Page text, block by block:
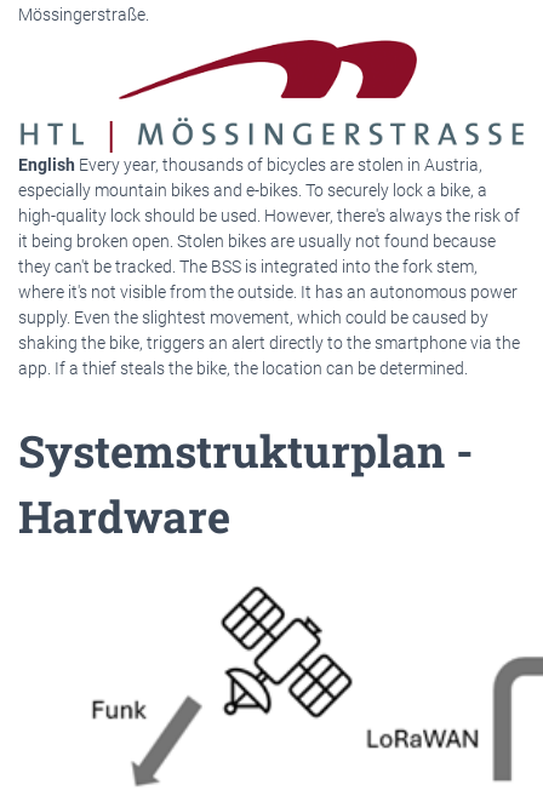
Mössingerstraße.
English Every year, thousands of bicycles are stolen in Austria,
especially mountain bikes and e-bikes. To securely lock a bike, a
high-quality lock should be used. However, there's always the risk of
it being broken open. Stolen bikes are usually not found because
they can't be tracked. The BSS is integrated into the fork stem,
where it's not visible from the outside. It has an autonomous power
supply. Even the slightest movement, which could be caused by
shaking the bike, triggers an alert directly to the smartphone via the
app. If a thief steals the bike, the location can be determined.
Systemstrukturplan -
Hardware